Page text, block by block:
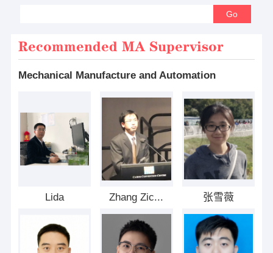
Recommended MA Supervisor
Mechanical Manufacture and Automation
Lida Zhang Zic... 张雪薇